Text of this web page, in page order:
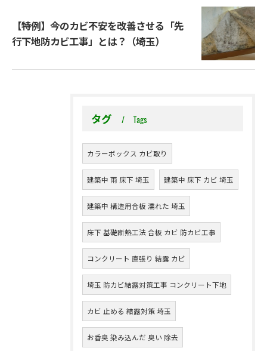
【特例】今のカビ不安を改善させる「先
行下地防カビ工事」とは？（埼玉）
タグ Tags
カラーボックス カビ取り
建築中 雨 床下 埼玉 建築中 床下 カビ 埼玉
建築中 構造用合板 濡れた 埼玉
床下 基礎断熱工法 合板 カビ 防カビ工事
コンクリート 直張り 結露 カビ
埼玉 防カビ結露対策工事 コンクリート下地
カビ 止める 結露対策 埼玉
お香臭 染み込んだ 臭い 除去